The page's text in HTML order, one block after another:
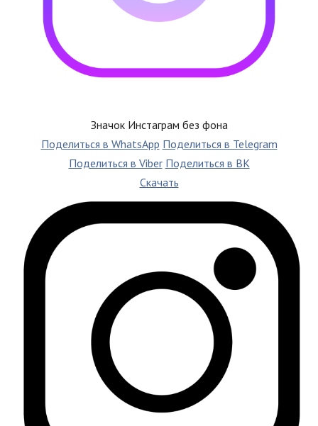
Значок Инстаграм без фона
Поделиться в WhatsApp Поделиться в Telegram
Поделиться в Viber Поделиться в ВК
Скачать